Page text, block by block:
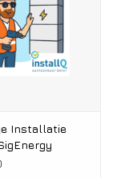
Installatie